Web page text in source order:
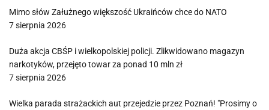
Mimo słów Załużnego większość Ukraińców chce do NATO
7 sierpnia 2026
Duża akcja CBŚP i wielkopolskiej policji. Zlikwidowano magazyn
narkotyków, przejęto towar za ponad 10 mln zł
7 sierpnia 2026
Wielka parada strażackich aut przejedzie przez Poznań! "Prosimy o